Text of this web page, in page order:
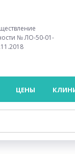
№ ЛО-50-01-
ЦЕНЫ